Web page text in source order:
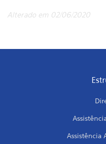
Alterado em 02/06/2020
Assistência